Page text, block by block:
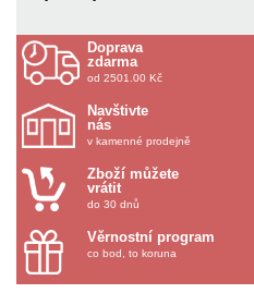
Doprava
zdarma
od 2501.00 Kč
Navštivte
nás
v kamenné prodejně
Zboží můžete
vrátit
do 30 dnů
Věrnostní program
co bod, to koruna